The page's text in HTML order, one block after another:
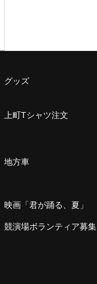
グッズ
上町Tシャツ注文
地方車
映画「君が踊る、夏」
競演場ボランティア募集